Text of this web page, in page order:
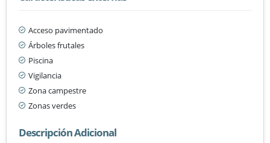
Acceso pavimentado
Árboles frutales
Piscina
Vigilancia
Zona campestre
Zonas verdes
Descripción Adicional